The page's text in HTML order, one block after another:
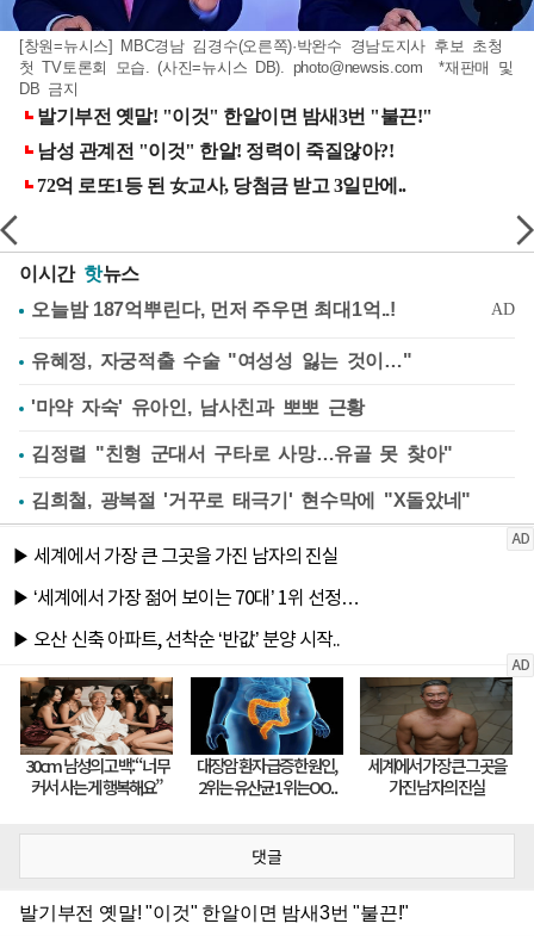
[창원=뉴시스] MBC경남 김경수(오른쪽)·박완수 경남도지사 후보 초청
첫 TV토론회 모습. (사진=뉴시스 DB). photo@newsis.com *재판매 및
DB 금지
이시간 핫뉴스
유혜정, 자궁적출 수술 "여성성 잃는 것이…"
'마약 자숙' 유아인, 남사친과 뽀뽀 근황
김정렬 "친형 군대서 구타로 사망…유골 못 찾아"
김희철, 광복절 '거꾸로 태극기' 현수막에 "X돌았네"
댓글